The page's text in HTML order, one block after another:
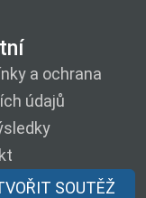
a ochrana
údajů
SOUTĚŽ